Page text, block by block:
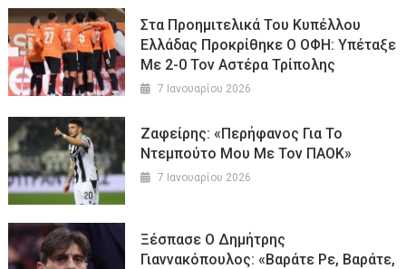
Στα Προημιτελικά Του Κυπέλλου
Ελλάδας Προκρίθηκε Ο ΟΦΗ: Υπέταξε
Με 2-0 Τον Αστέρα Τρίπολης
7 Ιανουαρίου 2026
Ζαφείρης: «Περήφανος Για Το
Ντεμπούτο Μου Με Τον ΠΑΟΚ»
7 Ιανουαρίου 2026
Ξέσπασε Ο Δημήτρης
Γιαννακόπουλος: «Βαράτε Ρε, Βαράτε,